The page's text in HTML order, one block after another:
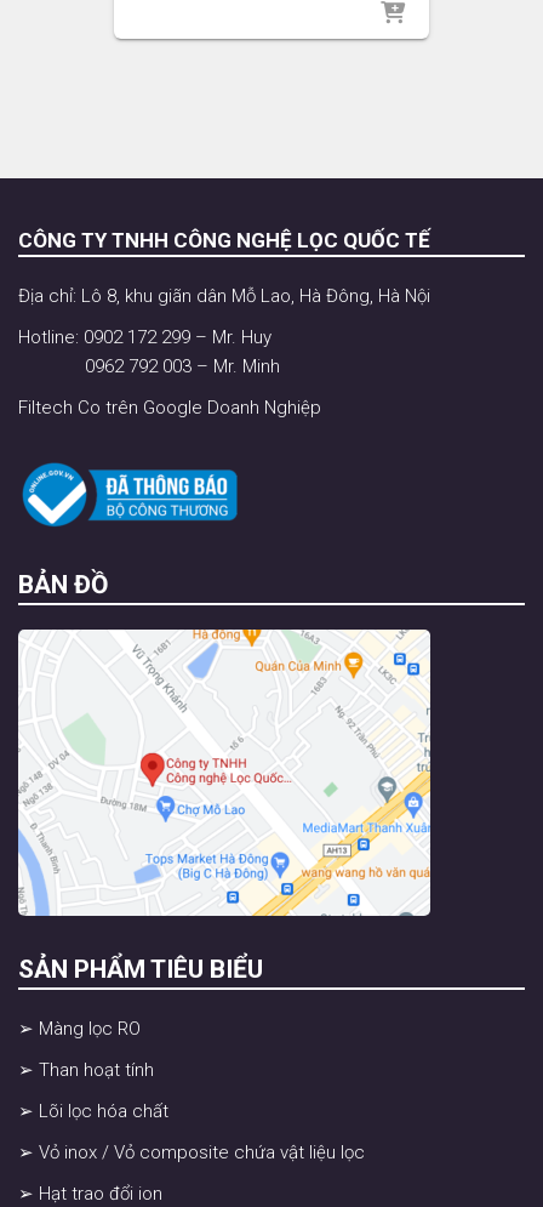
CÔNG TY TNHH CÔNG NGHỆ LỌC QUỐC TẾ
Địa chỉ: Lô 8, khu giãn dân Mỗ Lao, Hà Đông, Hà Nội
Hotline: 0902 172 299 – Mr. Huy
0962 792 003 – Mr. Minh
Filtech Co trên Google Doanh Nghiệp
BẢN ĐỒ
SẢN PHẨM TIÊU BIỂU
➢ Màng lọc RO
➢ Than hoạt tính
➢ Lõi lọc hóa chất
➢ Vỏ inox / Vỏ composite chứa vật liệu lọc
➢ Hạt trao đổi ion